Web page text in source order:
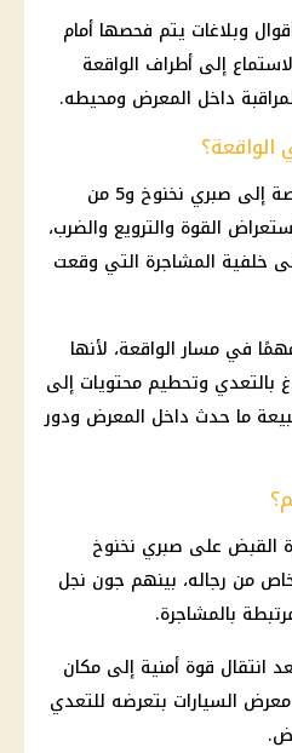
وبلاغات يتم فحصها أمام
إلى أطراف الواقعة
داخل المعرض ومحيطه.
وجهت جهات التحقيق المختصة إلى صبري نخنوخ و5 من
القوة والترويع والضرب،
خلفية المشاجرة التي وقعت
في مسار الواقعة، لأنها
بالتعدي وتحطيم محتويات إلى
ما حدث داخل المعرض ودور
القبض على صبري نخنوخ
كما تم ضبط 5 أشخاص من رجاله، بينهم جون نجل
بالمشاجرة.
انتقال قوة أمنية إلى مكان
السيارات بتعرضه للتعدي